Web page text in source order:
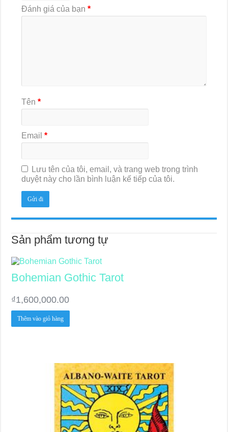
Đánh giá của bạn*
Tên*
Email*
Lưu tên của tôi, email, và trang web trong trình
duyệt này cho lần bình luận kế tiếp của tôi.
Sản phẩm tương tự
Bohemian Gothic Tarot
₫1,600,000.00
Thêm vào giỏ hàng